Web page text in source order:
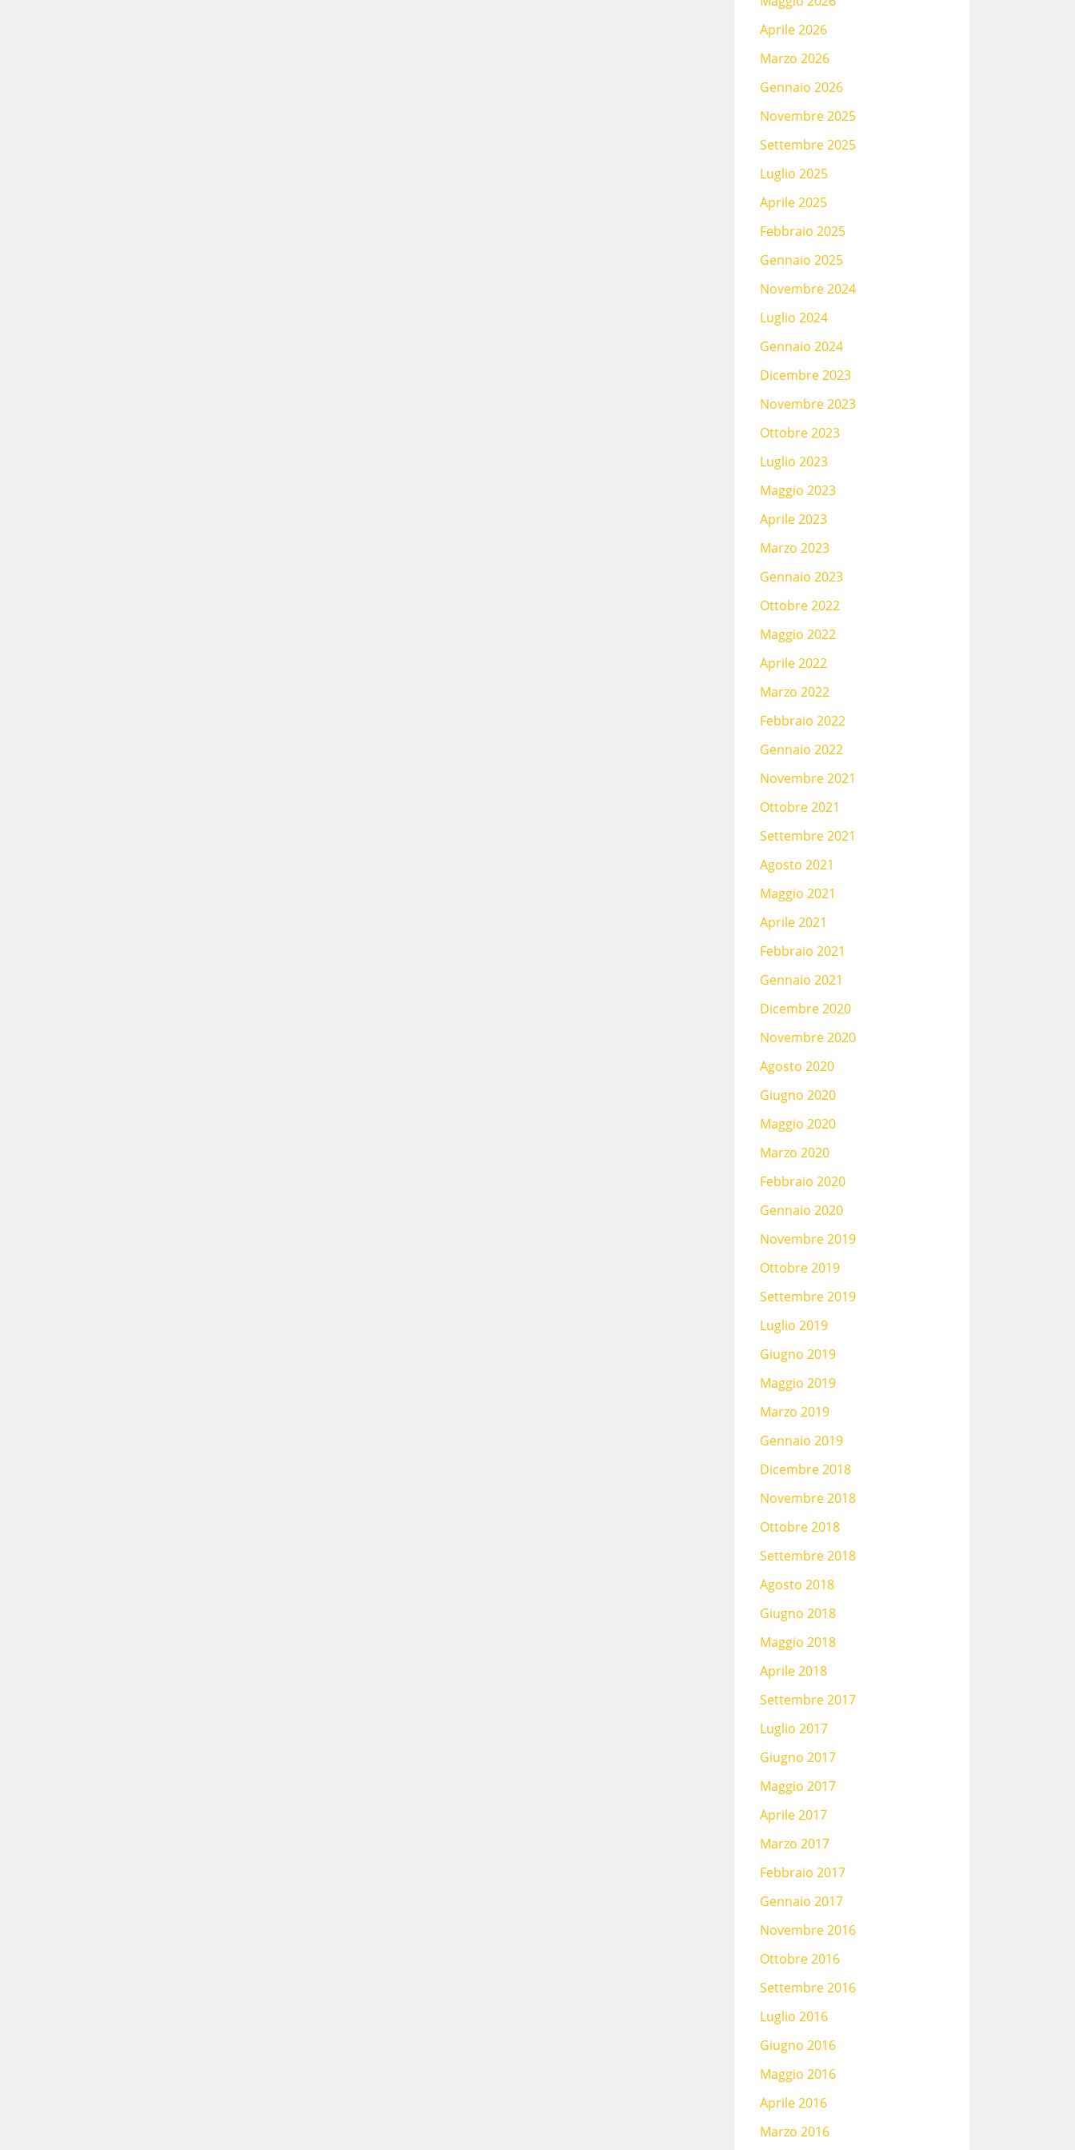
Aprile 2026
Marzo 2026
Gennaio 2026
Novembre 2025
Settembre 2025
Luglio 2025
Aprile 2025
Febbraio 2025
Gennaio 2025
Novembre 2024
Luglio 2024
Gennaio 2024
Dicembre 2023
Novembre 2023
Ottobre 2023
Luglio 2023
Maggio 2023
Aprile 2023
Marzo 2023
Gennaio 2023
Ottobre 2022
Maggio 2022
Aprile 2022
Marzo 2022
Febbraio 2022
Gennaio 2022
Novembre 2021
Ottobre 2021
Settembre 2021
Agosto 2021
Maggio 2021
Aprile 2021
Febbraio 2021
Gennaio 2021
Dicembre 2020
Novembre 2020
Agosto 2020
Giugno 2020
Maggio 2020
Marzo 2020
Febbraio 2020
Gennaio 2020
Novembre 2019
Ottobre 2019
Settembre 2019
Luglio 2019
Giugno 2019
Maggio 2019
Marzo 2019
Gennaio 2019
Dicembre 2018
Novembre 2018
Ottobre 2018
Settembre 2018
Agosto 2018
Giugno 2018
Maggio 2018
Aprile 2018
Settembre 2017
Luglio 2017
Giugno 2017
Maggio 2017
Aprile 2017
Marzo 2017
Febbraio 2017
Gennaio 2017
Novembre 2016
Ottobre 2016
Settembre 2016
Luglio 2016
Giugno 2016
Maggio 2016
Aprile 2016
Marzo 2016